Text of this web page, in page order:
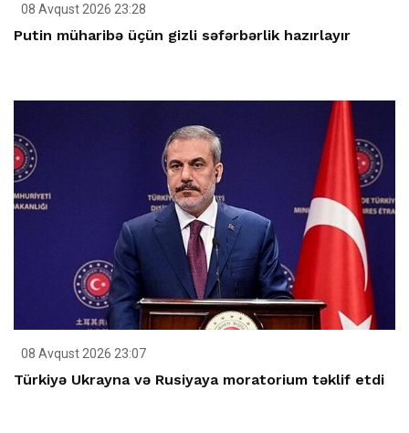
08 Avqust 2026 23:28
Putin müharibə üçün gizli səfərbərlik hazırlayır
08 Avqust 2026 23:07
Türkiyə Ukrayna və Rusiyaya moratorium təklif etdi